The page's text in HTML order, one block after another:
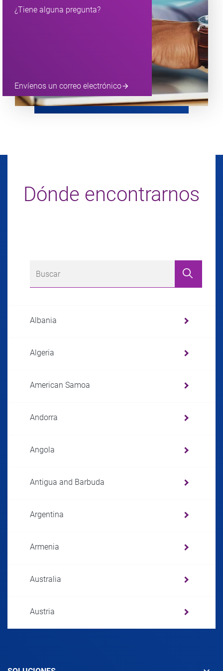
¿Tiene alguna pregunta?
Envíenos un correo electrónicoarrow_forward
Dónde encontrarnos
Albania
Algeria
American Samoa
Andorra
Angola
Antigua and Barbuda
Argentina
Armenia
Australia
Austria